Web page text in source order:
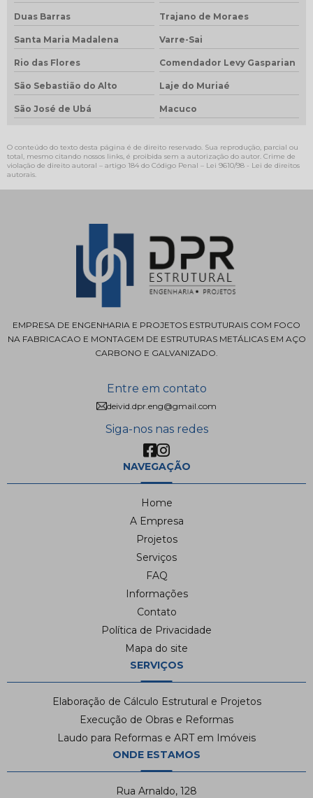
Duas Barras Trajano de Moraes
Santa Maria Madalena Varre-Sai
Rio das Flores Comendador Levy Gasparian
São Sebastião do Alto Laje do Muriaé
São José de Ubá Macuco
O conteúdo do texto desta página é de direito reservado. Sua reprodução, parcial ou
total, mesmo citando nossos links, é proibida sem a autorização do autor. Crime de
violação de direito autoral – artigo 184 do Código Penal – Lei 9610/98 - Lei de direitos
autorais.
EMPRESA DE ENGENHARIA E PROJETOS ESTRUTURAIS COM FOCO
NA FABRICACAO E MONTAGEM DE ESTRUTURAS METÁLICAS EM AÇO
CARBONO E GALVANIZADO.
Entre em contato
deivid.dpr.eng@gmail.com
Siga-nos nas redes
NAVEGAÇÃO
Home
A Empresa
Projetos
Serviços
FAQ
Informações
Contato
Política de Privacidade
Mapa do site
SERVIÇOS
Elaboração de Cálculo Estrutural e Projetos
Execução de Obras e Reformas
Laudo para Reformas e ART em Imóveis
ONDE ESTAMOS
Rua Arnaldo, 128